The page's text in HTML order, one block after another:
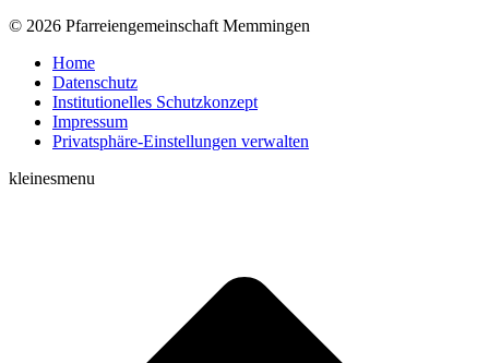
© 2026 Pfarreiengemeinschaft Memmingen
Home
Datenschutz
Institutionelles Schutzkonzept
Impressum
Privatsphäre-Einstellungen verwalten
kleinesmenu